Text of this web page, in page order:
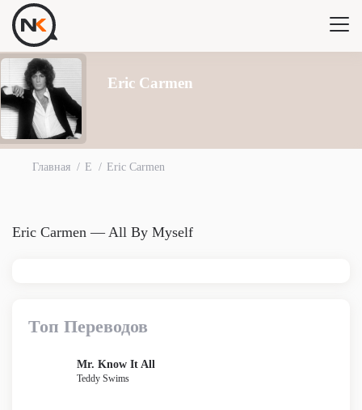
Eric Carmen
Главная E Eric Carmen
Eric Carmen — All By Myself
Топ Переводов
Mr. Know It All
Teddy Swims